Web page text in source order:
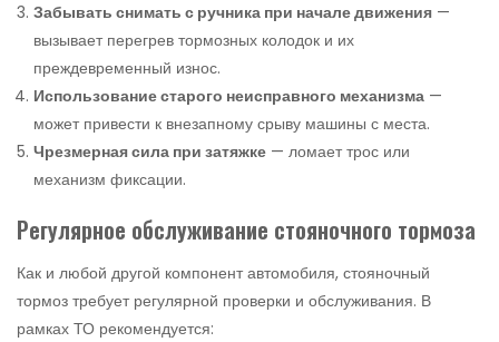
Забывать снимать с ручника при начале движения —
вызывает перегрев тормозных колодок и их
преждевременный износ.
Использование старого неисправного механизма —
может привести к внезапному срыву машины с места.
Чрезмерная сила при затяжке — ломает трос или
механизм фиксации.
Регулярное обслуживание стояночного тормоза
Как и любой другой компонент автомобиля, стояночный
тормоз требует регулярной проверки и обслуживания. В
рамках ТО рекомендуется: